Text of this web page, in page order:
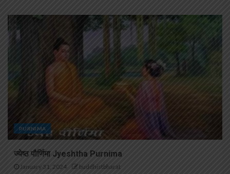
PURNIMA
ज्येष्ठ पौर्णिमा Jyeshtha Purnima
January 31, 2024 buddhistbharat